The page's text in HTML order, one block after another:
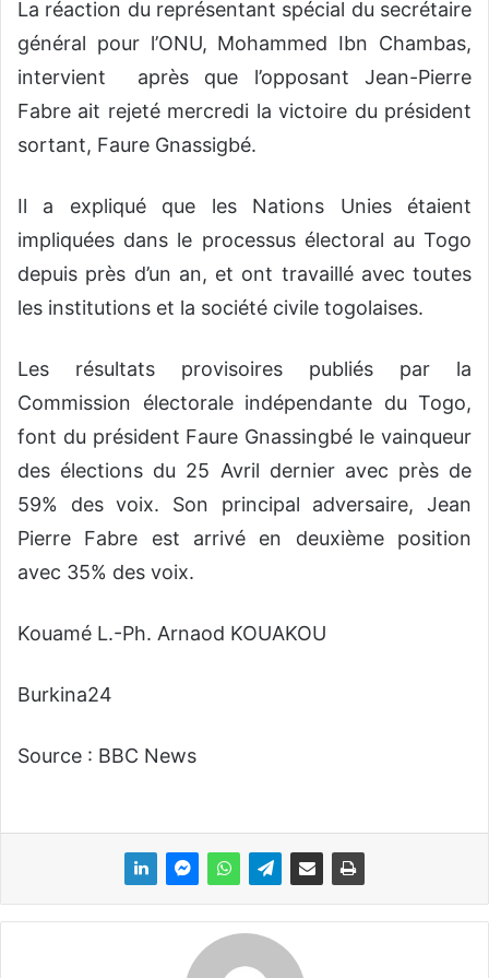
La réaction du représentant spécial du secrétaire
général pour l’ONU, Mohammed Ibn Chambas,
intervient après que l’opposant Jean-Pierre
Fabre ait rejeté mercredi la victoire du président
sortant, Faure Gnassigbé.
Il a expliqué que les Nations Unies étaient
impliquées dans le processus électoral au Togo
depuis près d’un an, et ont travaillé avec toutes
les institutions et la société civile togolaises.
Les résultats provisoires publiés par la
Commission électorale indépendante du Togo,
font du président Faure Gnassingbé le vainqueur
des élections du 25 Avril dernier avec près de
59% des voix. Son principal adversaire, Jean
Pierre Fabre est arrivé en deuxième position
avec 35% des voix.
Kouamé L.-Ph. Arnaod KOUAKOU
Burkina24
Source : BBC News